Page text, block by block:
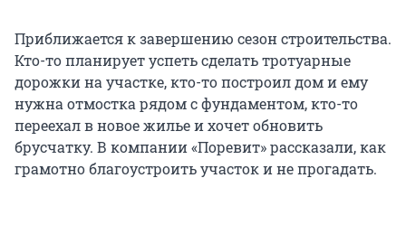
Приближается к завершению сезон строительства.
Кто-то планирует успеть сделать тротуарные
дорожки на участке, кто-то построил дом и ему
нужна отмостка рядом с фундаментом, кто-то
переехал в новое жилье и хочет обновить
брусчатку. В компании «Поревит» рассказали, как
грамотно благоустроить участок и не прогадать.